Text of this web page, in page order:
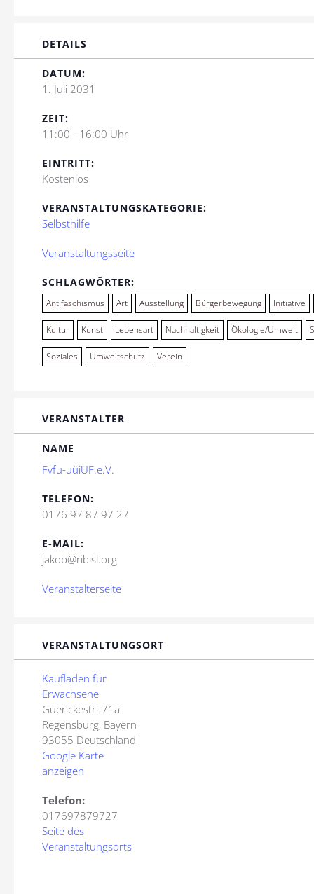
DETAILS
DATUM:
1. Juli 2031
ZEIT:
11:00 - 16:00 Uhr
EINTRITT:
Kostenlos
VERANSTALTUNGSKATEGORIE:
Selbsthilfe
Veranstaltungsseite
SCHLAGWÖRTER:
Antifaschismus Art Ausstellung Bürgerbewegung Initiative
Kultur Kunst Lebensart Nachhaltigkeit Ökologie/Umwelt
Soziales Umweltschutz Verein
VERANSTALTER
NAME
Fvfu-uüiUF.e.V.
TELEFON:
0176 97 87 97 27
E-MAIL:
jakob@ribisl.org
Veranstalterseite
VERANSTALTUNGSORT
Kaufladen für
Erwachsene
Guerickestr. 71a
Regensburg, Bayern
93055 Deutschland
Google Karte
anzeigen
Telefon:
017697879727
Seite des
Veranstaltungsorts